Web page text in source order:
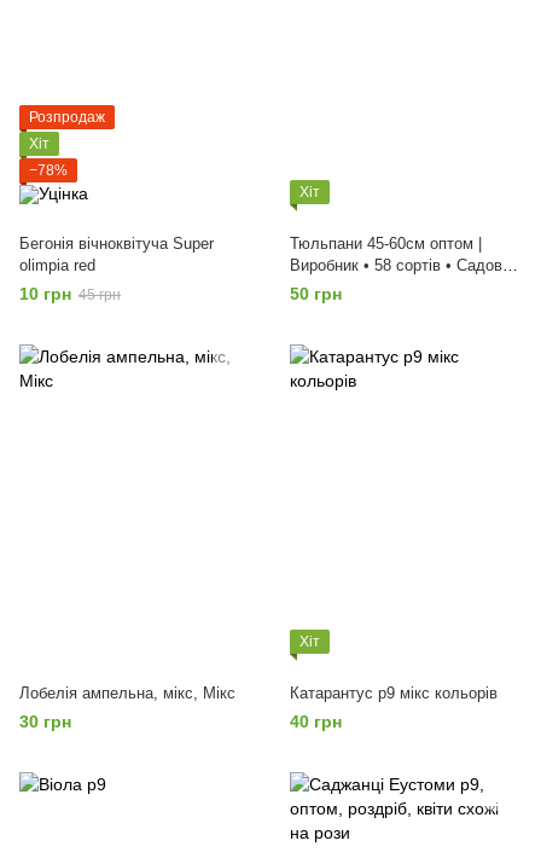
Розпродаж
Хіт
−78%
Бегонія вічноквітуча Super
olimpia red
10 грн 45 грн
Хіт
Тюльпани 45-60см оптом |
Виробник • 58 сортів • Садовий
центр | ціна від 2000 шт, Мікс
50 грн
Лобелія ампельна, мікс, Мікс
30 грн
Хіт
Катарантус p9 мікс кольорів
40 грн